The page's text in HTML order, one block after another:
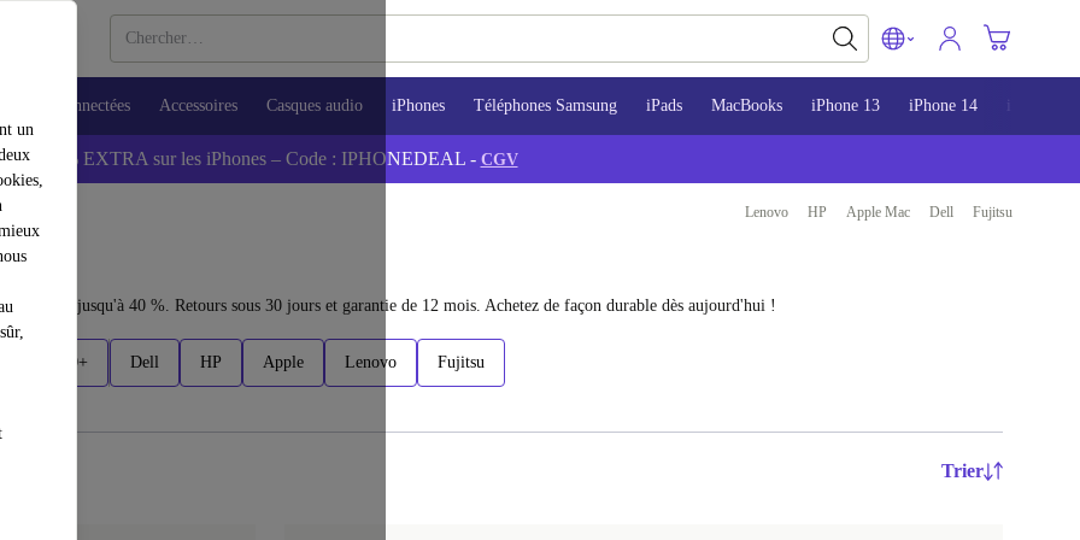
un
Montres connectées Accessoires Casques audio iPhones Téléphones Samsung iPads MacBooks iPhone 13 iPhone 14 iPhone 15
📱 -5% EXTRA sur les iPhones – Code : IPHONEDEAL - CGV
Lenovo HP Apple Mac Dell Fujitsu
jusqu'à 40 %. Retours sous 30 jours et garantie de 12 mois. Achetez de façon durable dès aujourd'hui !
€ 600+ Dell HP Apple Lenovo Fujitsu
Trier